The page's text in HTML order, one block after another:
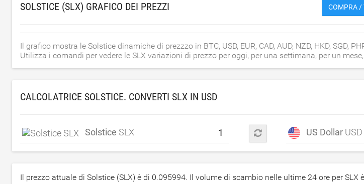
SOLSTICE (SLX) GRAFICO DEI PREZZI COMPRA /
Il grafico mostra le Solstice dinamiche di prezzzo in BTC, USD, EUR, CAD, AUD, NZD, HKD, SGD,
Utilizza i comandi per vedere le SLX variazioni di prezzo per oggi, per una settimana, per un
CALCOLATRICE SOLSTICE. CONVERTI SLX IN USD
Solstice SLX US Dollar USD
Il prezzo attuale di Solstice (SLX) è di 0.095994. Il volume di scambio nelle ultime 24 ore per SLX